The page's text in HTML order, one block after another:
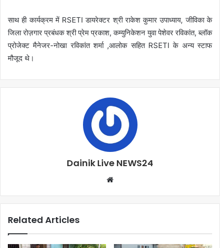
साथ ही कार्यक्रम में RSETI डायरेक्टर श्री राकेश कुमार उपाध्याय, जीविका के
जिला रोज़गार प्रबंधक श्री प्रेम प्रकाश, कम्युनिकेशन युवा पेशेवर रविकांत, ब्लॉक
प्रोजेक्ट मैनेजर-नोखा रविकांत शर्मा ,आलोक सहित RSETI के अन्य स्टाफ
मौजूद थे।
Dainik Live NEWS24
Related Articles